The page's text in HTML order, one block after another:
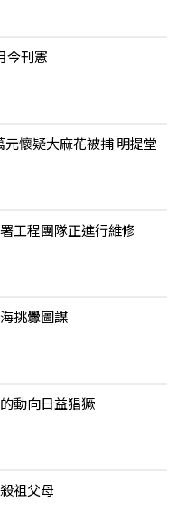
今刊憲
懷疑大麻花被捕 明提堂
工程團隊正進行維修
挑釁圖謀
動向日益猖獗
祖父母